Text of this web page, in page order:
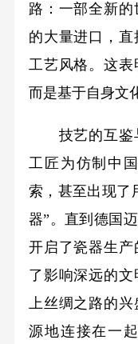
路：一部全新
的大量进口，
工艺风格。这表
而是基于自身文
技艺的互鉴与
工匠为仿制中
索，甚至出现了
器”。直到德国
开启了瓷器生
了影响深远的
上丝绸之路的
源地连接在一